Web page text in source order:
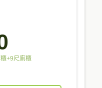
+9尺廁櫃